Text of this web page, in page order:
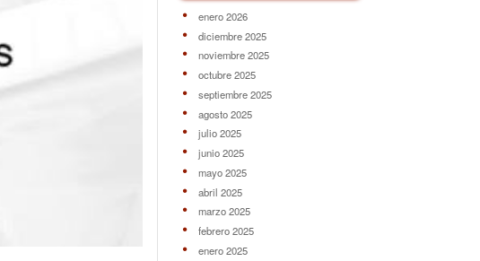
enero 2026
diciembre 2025
noviembre 2025
octubre 2025
septiembre 2025
agosto 2025
julio 2025
junio 2025
mayo 2025
abril 2025
marzo 2025
febrero 2025
enero 2025